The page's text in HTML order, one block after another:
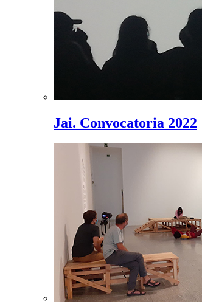
Jai. Convocatoria 2022